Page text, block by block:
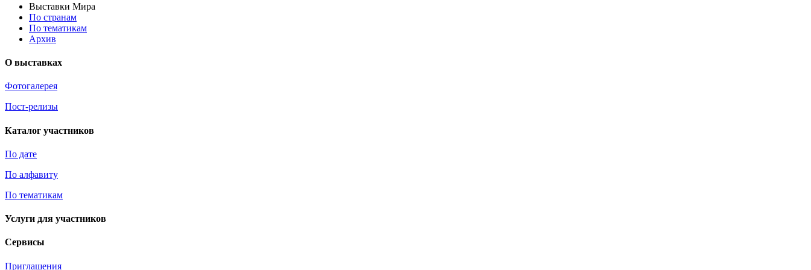
Выставки Мира
По странам
По тематикам
Архив
О выставках
Фотогалерея
Пост-релизы
Каталог участников
По дате
По алфавиту
По тематикам
Услуги для участников
Сервисы
Приглашения